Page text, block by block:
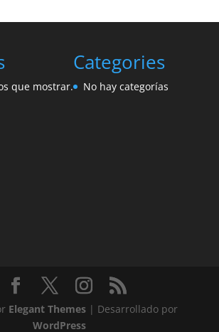
que mostrar.
Categories
No hay categorías
Elegant Themes| Desarrollado por
WordPress